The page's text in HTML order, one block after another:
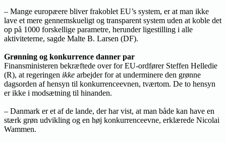
– Mange europæere bliver frakoblet EU’s system, er at man ikke
lave et mere gennemskueligt og transparent system uden at koble det
op på 1000 forskellige parametre, herunder ligestilling i alle
aktiviteterne, sagde Malte B. Larsen (DF).
Grønning og konkurrence danner par
Finansministeren bekræftede over for EU-ordfører Steffen Helledie
(R), at regeringen ikke arbejder for at underminere den grønne
dagsorden af hensyn til konkurrenceevnen, tværtom. De to hensyn
er ikke i modsætning til hinanden.
– Danmark er et af de lande, der har vist, at man både kan have en
stærk grøn udvikling og en høj konkurrenceevne, erklærede Nicolai
Wammen.